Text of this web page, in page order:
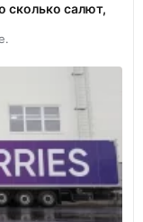
сколько салют,